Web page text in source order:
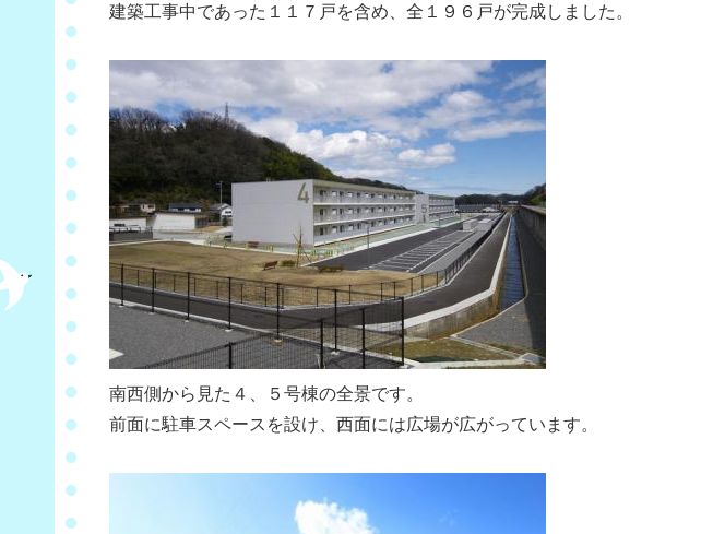
建築工事中であった１１７戸を含め、全１９６戸が完成しました。
南西側から見た４、５号棟の全景です。
前面に駐車スペースを設け、西面には広場が広がっています。